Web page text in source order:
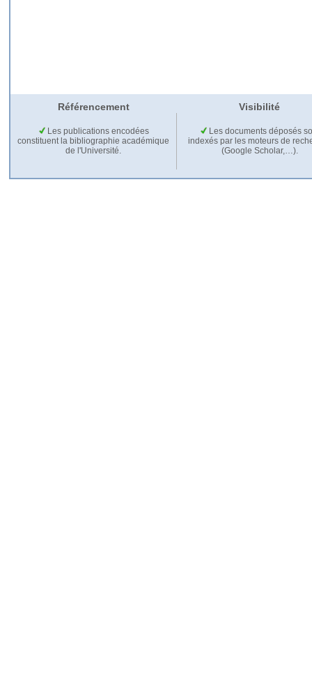
Référencement Visibilité
Les publications encodées
constituent la bibliographie académique
de l'Université.
Les documents déposés
indexés par les moteurs de
(Google Scholar,…).